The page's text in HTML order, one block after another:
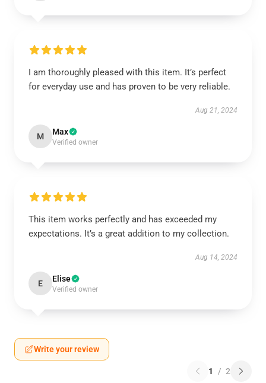
I am thoroughly pleased with this item. It’s perfect
for everyday use and has proven to be very reliable.
Aug 21, 2024
M Max
Verified owner
This item works perfectly and has exceeded my
expectations. It’s a great addition to my collection.
Aug 14, 2024
E Elise
Verified owner
Write your review
1 / 2